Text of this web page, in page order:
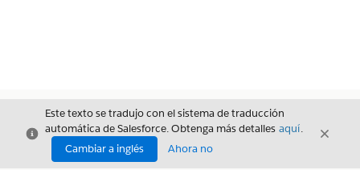
Cerrar
Este texto se tradujo con el sistema de traducción
automática de Salesforce. Obtenga más detalles aquí.
Cambiar a inglés
Ahora no
Cerrar